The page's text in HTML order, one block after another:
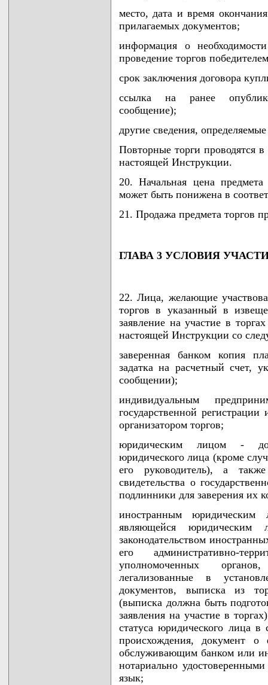
место, дата и время
прилагаемых документов;
информация о
проведение торгов
срок заключения договора
ссылка на ранее
сообщение);
другие сведения,
Повторные торги проводятся
настоящей Инструкции.
20. Начальная цена
может быть понижена в
21. Продажа предмета торгов
ГЛАВА 3 УСЛОВИЯ
22. Лица, желающие
торгов в указанный в
заявление на участие в
настоящей Инструкции со
заверенная банком копия
задатка на расчетный счет,
сообщении);
индивидуальным
государственной
организатором торгов;
юридическим лицом -
юридического лица (кроме
его руководитель), а
свидетельства о
подлинники для заверения их
иностранным юридическим
являющейся юридическим
законодательством
его административно-
уполномоченных
легализованные в
документов, выписка из
(выписка должна быть
заявления на участие в
статуса юридического лица в
происхождения, документ о
обслуживающим банком или
нотариально
язык;